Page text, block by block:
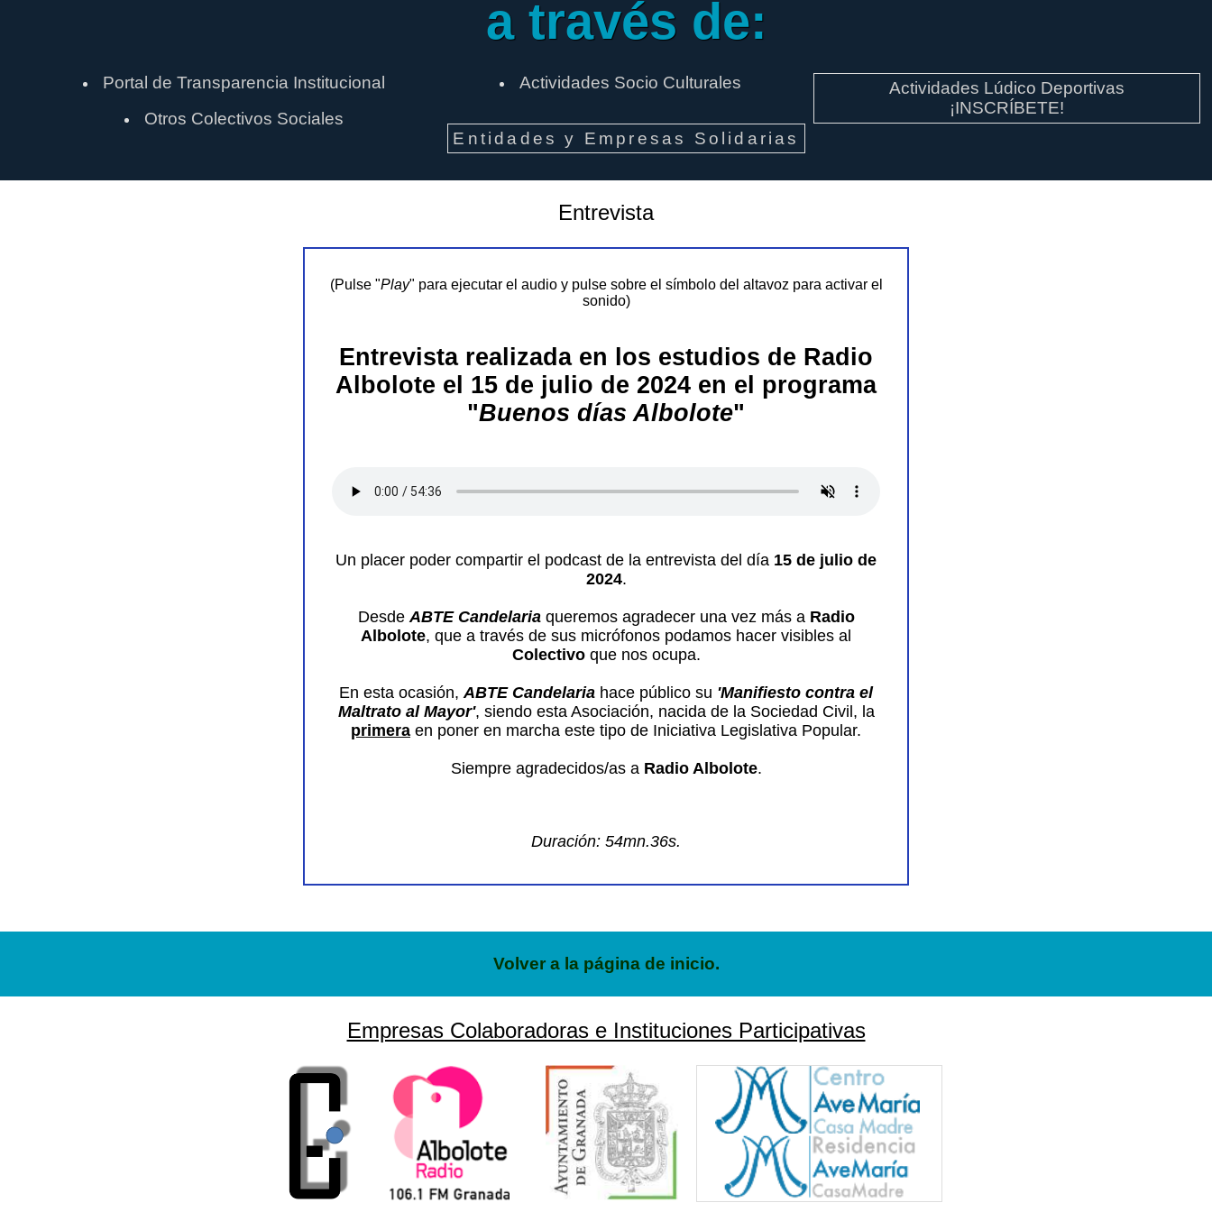
a través de:
Portal de Transparencia Institucional
Otros Colectivos Sociales
Actividades Socio Culturales
Actividades Lúdico Deportivas
¡INSCRÍBETE!
Entidades y Empresas Solidarias
Entrevista
(Pulse "Play" para ejecutar el audio y pulse sobre el símbolo del altavoz para activar el
sonido)
Entrevista realizada en los estudios de Radio
Albolote el 15 de julio de 2024 en el programa
"Buenos días Albolote"
Un placer poder compartir el podcast de la entrevista del día 15 de julio de
2024.
Desde ABTE Candelariaqueremos agradecer una vez más a Radio
Albolote, que a través de sus micrófonos podamos hacer visibles al
Colectivoque nos ocupa.
En esta ocasión, ABTE Candelaria hace público su 'Manifiesto contra el
Maltrato al Mayor', siendo esta Asociación, nacida de la Sociedad Civil, la
primera en poner en marcha este tipo de Iniciativa Legislativa Popular.
Siempre agradecidos/as a Radio Albolote.
Duración: 54mn.36s.
Volver a la página de inicio.
Empresas Colaboradoras e Instituciones Participativas